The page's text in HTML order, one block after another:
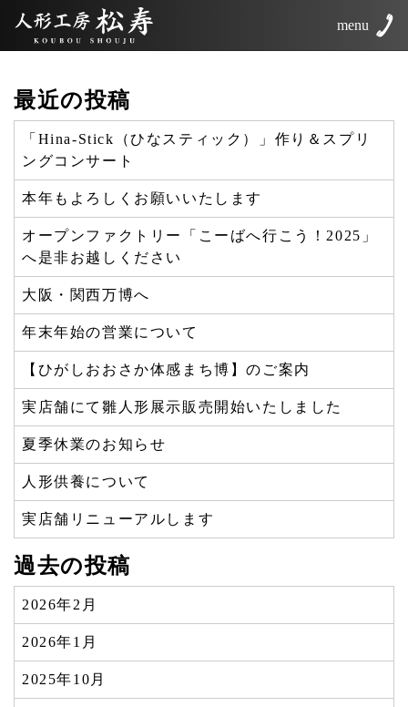
menu
最近の投稿
「Hina-Stick（ひなスティック）」作り＆スプリ
ングコンサート
本年もよろしくお願いいたします
オープンファクトリー「こーばへ行こう！2025」
へ是非お越しください
大阪・関西万博へ
年末年始の営業について
【ひがしおおさか体感まち博】のご案内
実店舗にて雛人形展示販売開始いたしました
夏季休業のお知らせ
人形供養について
実店舗リニューアルします
過去の投稿
2026年2月
2026年1月
2025年10月